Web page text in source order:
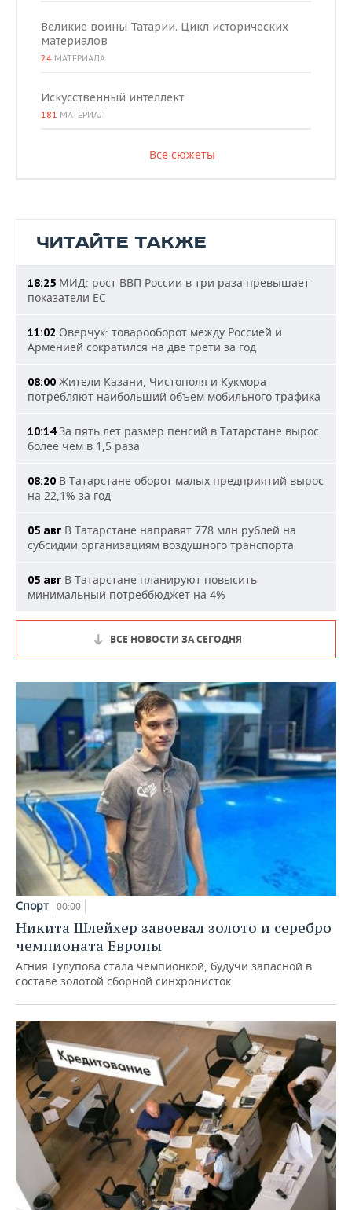
Великие воины Татарии. Цикл исторических
материалов
24 МАТЕРИАЛА
Искусственный интеллект
181 МАТЕРИАЛ
Все сюжеты
ЧИТАЙТЕ ТАКЖЕ
18:25 МИД: рост ВВП России в три раза превышает
показатели ЕС
11:02 Оверчук: товарооборот между Россией и
Арменией сократился на две трети за год
08:00 Жители Казани, Чистополя и Кукмора
потребляют наибольший объем мобильного трафика
10:14За пять лет размер пенсий в Татарстане вырос
более чем в 1,5 раза
08:20 В Татарстане оборот малых предприятий вырос
на 22,1% за год
05 авг В Татарстане направят 778 млн рублей на
субсидии организациям воздушного транспорта
05 авг В Татарстане планируют повысить
минимальный потреббюджет на 4%
ВСЕ НОВОСТИ ЗА СЕГОДНЯ
Спорт 00:00
Никита Шлейхер завоевал золото и серебро
чемпионата Европы
Агния Тулупова стала чемпионкой, будучи запасной в
составе золотой сборной синхронисток